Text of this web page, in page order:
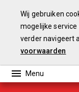
Wij gebruiken
mogelijke service
verder navigeert
voorwaarden